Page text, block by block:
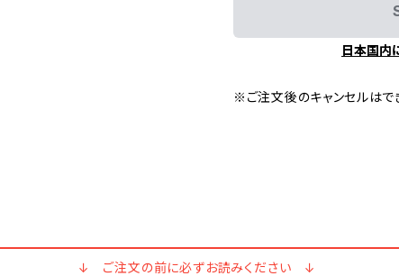
日本国内
※ご注文後のキャンセルはで
↓ ご注文の前に必ずお読みください ↓